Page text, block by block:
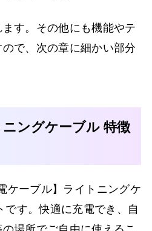
ます。その他にも機能やテ
で、次の章に細かい部分
ングケーブル 特徴
ケーブル】ライトニングケ
です。快適に充電でき、自